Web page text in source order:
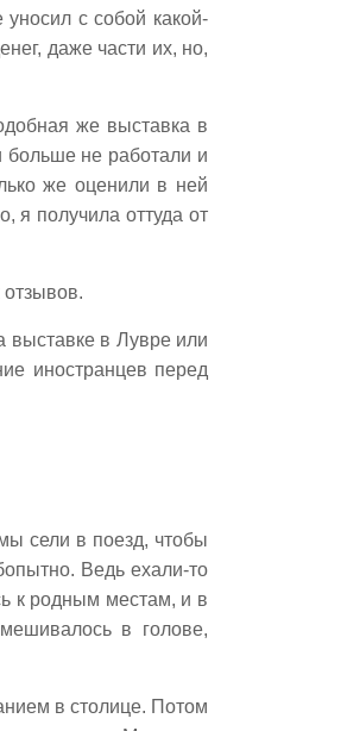
с собой какой-
даже части их, но,
же выставка в
больше не работали и
же оценили в ней
я получила оттуда от
выставке в Лувре или
иностранцев перед
сели в поезд, чтобы
Ведь ехали-то
к родным местам, и в
в голове,
в столице. Потом